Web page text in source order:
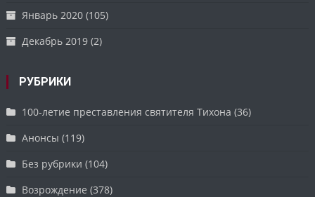
Январь 2020 (105)
Декабрь 2019 (2)
РУБРИКИ
100-летие преставления святителя Тихона (36)
Анонсы (119)
Без рубрики (104)
Возрождение (378)